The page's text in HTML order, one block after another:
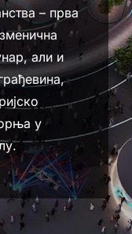
– прва
али и
у